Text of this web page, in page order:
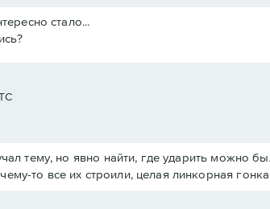
стало...
тему, но явно найти, где ударить можно
то все их строили, целая линкорная